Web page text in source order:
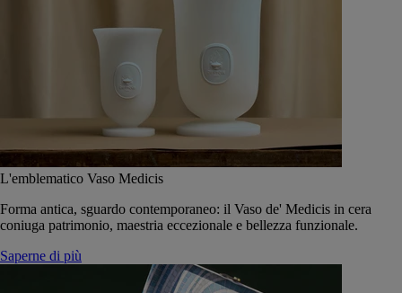
L'emblematico Vaso Medicis
Forma antica, sguardo contemporaneo: il Vaso de' Medicis in cera
coniuga patrimonio, maestria eccezionale e bellezza funzionale.
Saperne di più